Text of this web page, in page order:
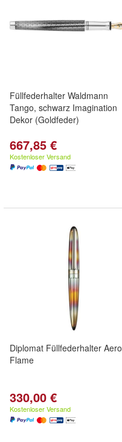
Füllfederhalter Waldmann
Tango, schwarz Imagination
Dekor (Goldfeder)
667,85 €
Kostenloser Versand
Diplomat Füllfederhalter Aero
Flame
330,00 €
Kostenloser Versand